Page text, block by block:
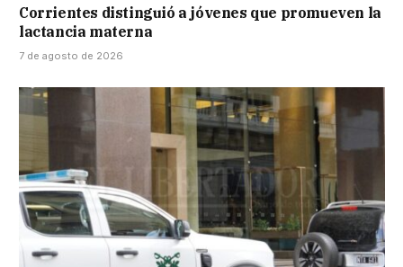
Corrientes distinguió a jóvenes que promueven la
lactancia materna
7 de agosto de 2026